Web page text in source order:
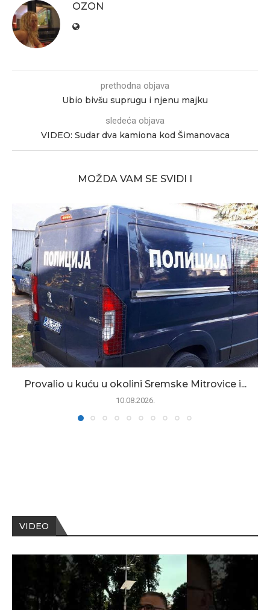
OZON
prethodna objava
Ubio bivšu suprugu i njenu majku
sledeća objava
VIDEO: Sudar dva kamiona kod Šimanovaca
MOŽDA VAM SE SVIDI I
Provalio u kuću u okolini Sremske Mitrovice i...
10.08.2026.
VIDEO